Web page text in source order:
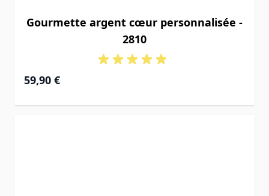
Gourmette argent cœur personnalisée -
2810
59,90 €